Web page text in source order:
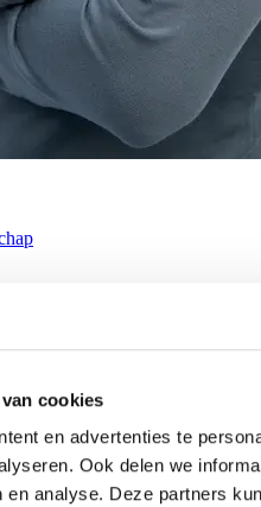
cookies
en advertenties te
Ook delen we
analyse. Deze partners